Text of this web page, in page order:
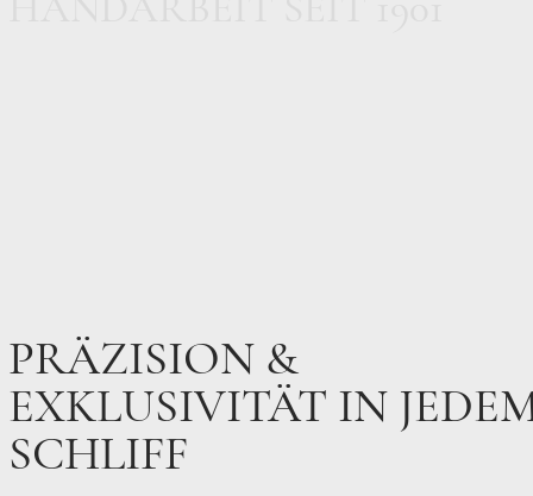
PRÄZISION &
EXKLUSIVITÄT IN
SCHLIFF